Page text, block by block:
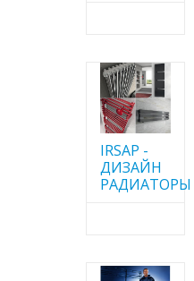
IRSAP -
ДИЗАЙН
РАДИАТОРЫ